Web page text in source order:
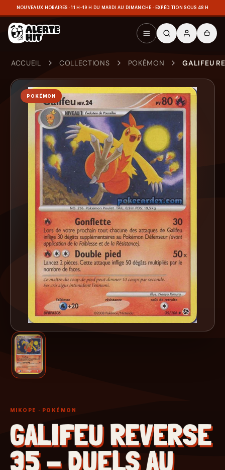
NOUVEAUX HORAIRES · 11 H–19 H DU MARDI AU DIMANCHE · EXPÉDITION SOUS 48 H
ACCUEIL COLLECTIONS POKÉMON GALIFEU
POKÉMON
MIKOPE · POKÉMON
GALIFEU REVERSE
35 - DUELS AU